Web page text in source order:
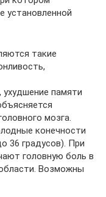
установленной
такие
памяти
мозга.
конечности
36 градусов). При
головную боль в
Возможны